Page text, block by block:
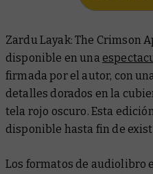
Zardu Layak: The Crimson
disponible en una
firmada por el autor, con
detalles dorados en la
tela rojo oscuro. Esta
disponible hasta fin de
Los formatos de audiolibro